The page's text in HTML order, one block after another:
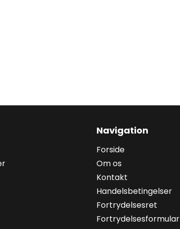
Navigation
Forside
Om os
Kontakt
Handelsbetingelser
Fortrydelsesret
Fortrydelsesformular